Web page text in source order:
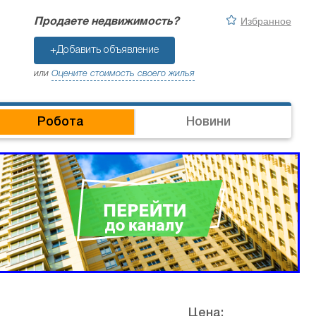
Продаете недвижимость?
+Добавить объявление
или Оцените стоимость своего жилья
Избранное
Робота Новини
Цена: